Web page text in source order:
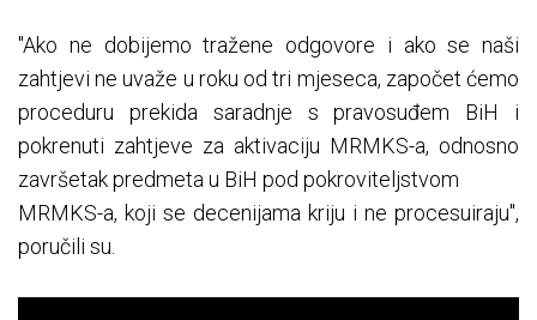
"Ako ne dobijemo tražene odgovore i ako se naši
zahtjevi ne uvaže u roku od tri mjeseca, započet ćemo
proceduru prekida saradnje s pravosuđem BiH i
pokrenuti zahtjeve za aktivaciju MRMKS-a, odnosno
završetak predmeta u BiH pod pokroviteljstvom
MRMKS-a, koji se decenijama kriju i ne procesuiraju",
poručili su.